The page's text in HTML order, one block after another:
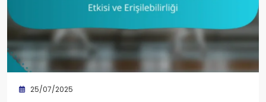
25/07/2025